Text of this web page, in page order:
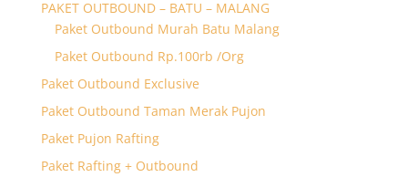
PAKET OUTBOUND – BATU – MALANG
Paket Outbound Murah Batu Malang
Paket Outbound Rp.100rb /Org
Paket Outbound Exclusive
Paket Outbound Taman Merak Pujon
Paket Pujon Rafting
Paket Rafting + Outbound